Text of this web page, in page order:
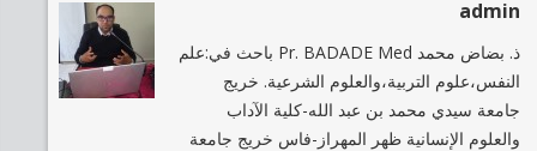
admin
ذ. بضاض محمد Pr. BADADE Med باحث في:علم
النفس،علوم التربية،والعلوم الشرعية. خريج
جامعة سيدي محمد بن عبد الله-كلية الآداب
والعلوم الإنسانية ظهر المهراز-فاس خريج جامعة